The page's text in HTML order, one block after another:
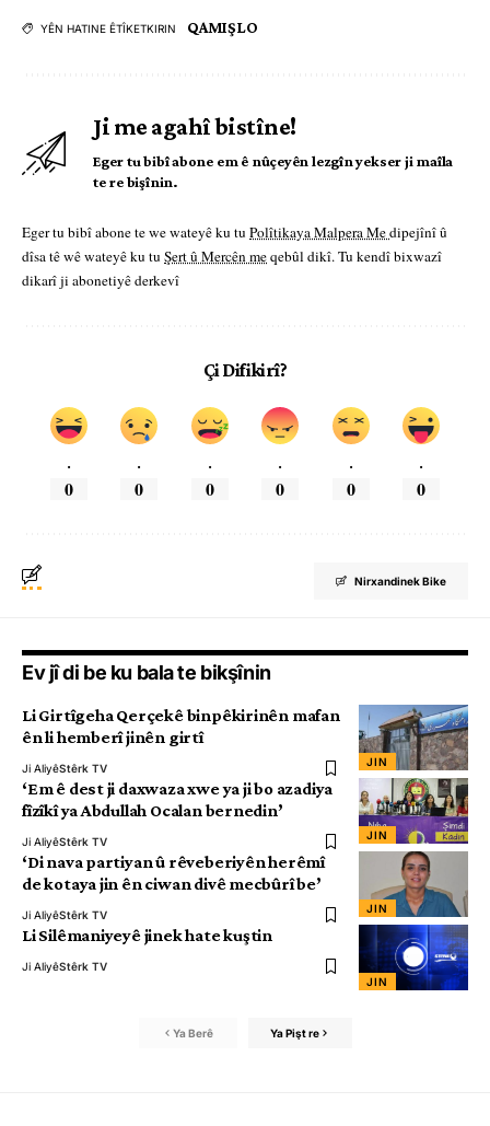
YÊN HATINE ÊTÎKETKIRIN QAMIŞLO
Ji me agahî bistîne!
Eger tu bibî abone em ê nûçeyên lezgîn yekser ji maîla
te re bişînin.
Eger tu bibî abone te we wateyê ku tu Polîtikaya Malpera Medipejînî û
dîsa tê wê wateyê ku tu Şert û Mercên meqebûl dikî. Tu kendî bixwazî
dikarî ji abonetiyê derkevî
Çi Difikirî?
.
0
.
0
.
0
.
0
.
0
.
0
Nirxandinek Bike
Ev jî di be ku bala te bikşînin
JIN
Li Girtîgeha Qerçekê binpêkirinên mafan
ên li hemberî jinên girtî
Ji AliyêStêrk TV
JIN
‘Em ê dest ji daxwaza xwe ya ji bo azadiya
fîzîkî ya Abdullah Ocalan bernedin’
Ji AliyêStêrk TV
JIN
‘Di nava partiyan û rêveberiyên herêmî
de kotaya jin ên ciwan divê mecbûrî be’
Ji AliyêStêrk TV
JIN
Li Silêmaniyeyê jinek hate kuştin
Ji AliyêStêrk TV
Ya Berê Ya Pişt re